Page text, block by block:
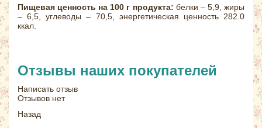
Пищевая ценность на 100 г продукта: белки – 5,9, жиры
– 6,5, углеводы – 70,5, энергетическая ценность 282.0
ккал.
Отзывы наших покупателей
Написать отзыв
Отзывов нет
Назад